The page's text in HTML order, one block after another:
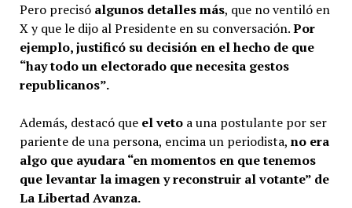
Pero precisó algunos detalles más, que no ventiló en
X y que le dijo al Presidente en su conversación.Por
ejemplo, justificó su decisión en el hecho de que
“hay todo un electorado que necesita gestos
republicanos”.
Además, destacó que el vetoa una postulante por ser
pariente de una persona, encima un periodista, no era
algo que ayudara “en momentos en que tenemos
que levantar la imagen y reconstruir al votante” de
La Libertad Avanza.